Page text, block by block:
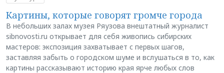
Картины, которые говорят громче города
В небольших залах музея Ряузова внештатный журналист
sibnovosti.ru открывает для себя живопись сибирских
мастеров: экспозиция захватывает с первых шагов,
заставляя забыть о городском шуме и вслушаться в то, как
картины рассказывают историю края ярче любых слов